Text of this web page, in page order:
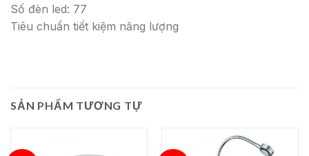
Số đèn led: 77
Tiêu chuẩn tiết kiệm năng lượng
SẢN PHẨM TƯƠNG TỰ